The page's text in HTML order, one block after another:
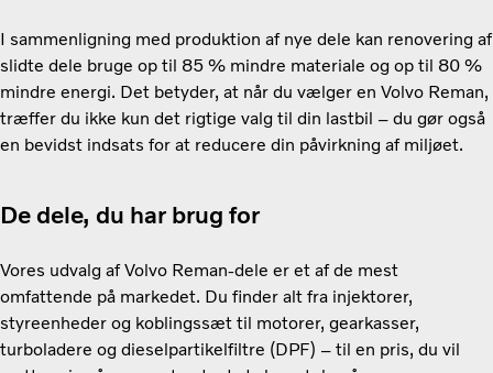
I sammenligning med produktion af nye dele kan renovering af
slidte dele bruge op til 85 % mindre materiale og op til 80 %
mindre energi. Det betyder, at når du vælger en Volvo Reman,
træffer du ikke kun det rigtige valg til din lastbil – du gør også
en bevidst indsats for at reducere din påvirkning af miljøet.
De dele, du har brug for
Vores udvalg af Volvo Reman-dele er et af de mest
omfattende på markedet. Du finder alt fra injektorer,
styreenheder og koblingssæt til motorer, gearkasser,
turboladere og dieselpartikelfiltre (DPF) – til en pris, du vil